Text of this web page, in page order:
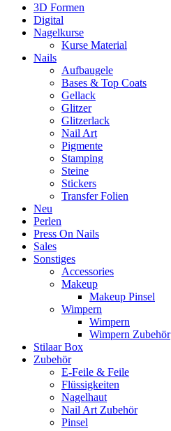
3D Formen
Digital
Nagelkurse
Kurse Material
Nails
Aufbaugele
Bases & Top Coats
Gellack
Glitzer
Glitzerlack
Nail Art
Pigmente
Stamping
Steine
Stickers
Transfer Folien
Neu
Perlen
Press On Nails
Sales
Sonstiges
Accessories
Makeup
Makeup Pinsel
Wimpern
Wimpern
Wimpern Zubehör
Stilaar Box
Zubehör
E-Feile & Feile
Flüssigkeiten
Nagelhaut
Nail Art Zubehör
Pinsel